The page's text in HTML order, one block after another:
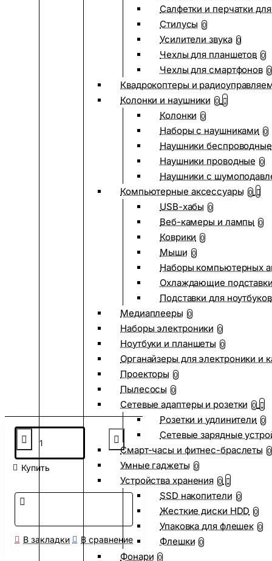
Салфетки и перчатки
Стилусы 0
Усилители звука 0
Чехлы для планшетов 0
Чехлы для смартфонов 0
Квадрокоптеры и
Колонки и наушники 0
Колонки 0
Наборы с наушниками 0
Наушники беспроводные
Наушники проводные 0
Наушники с
Компьютерные аксессуары 0
USB-хабы 0
Веб-камеры и лампы 0
Коврики 0
Мыши 0
Наборы компьютерных
Охлаждающие
Подставки для ноутбуков
Медиаплееры 0
Наборы электроники 0
Ноутбуки и планшеты 0
Органайзеры для электроники и
Проекторы 0
Пылесосы 0
Сетевые адаптеры и розетки 0
Розетки и удлинители 0
Сетевые зарядные
Смарт-часы и фитнес-браслеты 0
Умные гаджеты 0
Устройства хранения 0
SSD накопители 0
Жесткие диски HDD 0
Упаковка для флешек 0
Флешки 0
Фонари 0
Купить
В закладки В сравнение